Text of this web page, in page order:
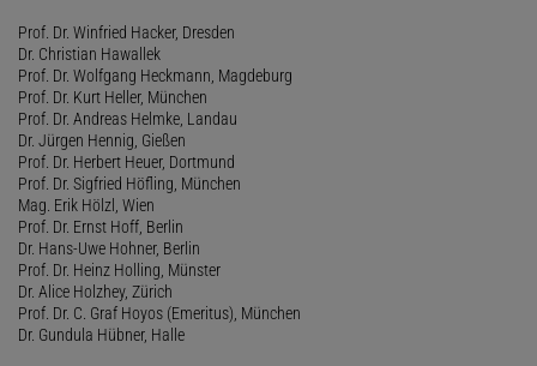
Prof. Dr. Winfried Hacker, Dresden
Dr. Christian Hawallek
Prof. Dr. Wolfgang Heckmann, Magdeburg
Prof. Dr. Kurt Heller, München
Prof. Dr. Andreas Helmke, Landau
Dr. Jürgen Hennig, Gießen
Prof. Dr. Herbert Heuer, Dortmund
Prof. Dr. Sigfried Höfling, München
Mag. Erik Hölzl, Wien
Prof. Dr. Ernst Hoff, Berlin
Dr. Hans-Uwe Hohner, Berlin
Prof. Dr. Heinz Holling, Münster
Dr. Alice Holzhey, Zürich
Prof. Dr. C. Graf Hoyos (Emeritus), München
Dr. Gundula Hübner, Halle